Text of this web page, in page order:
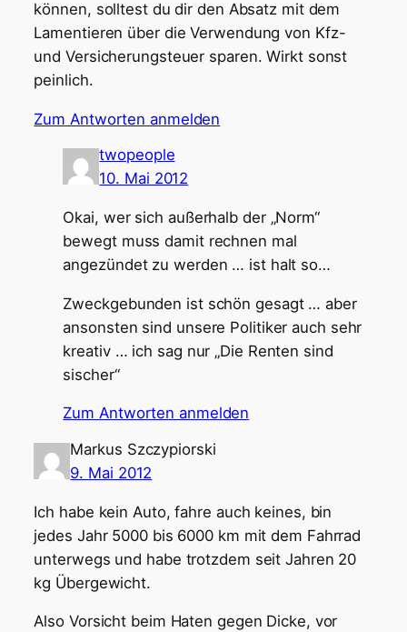
können, solltest du dir den Absatz mit dem
Lamentieren über die Verwendung von Kfz-
und Versicherungsteuer sparen. Wirkt sonst
peinlich.
Zum Antworten anmelden
twopeople
10. Mai 2012
Okai, wer sich außerhalb der „Norm“
bewegt muss damit rechnen mal
angezündet zu werden … ist halt so…
Zweckgebunden ist schön gesagt … aber
ansonsten sind unsere Politiker auch sehr
kreativ … ich sag nur „Die Renten sind
sischer“
Zum Antworten anmelden
Markus Szczypiorski
9. Mai 2012
Ich habe kein Auto, fahre auch keines, bin
jedes Jahr 5000 bis 6000 km mit dem Fahrrad
unterwegs und habe trotzdem seit Jahren 20
kg Übergewicht.
Also Vorsicht beim Haten gegen Dicke, vor